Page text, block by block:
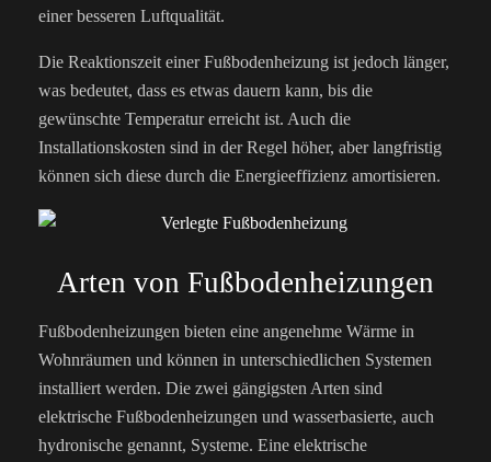
einer besseren Luftqualität.
Die Reaktionszeit einer Fußbodenheizung ist jedoch länger,
was bedeutet, dass es etwas dauern kann, bis die
gewünschte Temperatur erreicht ist. Auch die
Installationskosten sind in der Regel höher, aber langfristig
können sich diese durch die Energieeffizienz amortisieren.
Arten von Fußbodenheizungen
Fußbodenheizungen bieten eine angenehme Wärme in
Wohnräumen und können in unterschiedlichen Systemen
installiert werden. Die zwei gängigsten Arten sind
elektrische Fußbodenheizungen und wasserbasierte, auch
hydronische genannt, Systeme. Eine elektrische